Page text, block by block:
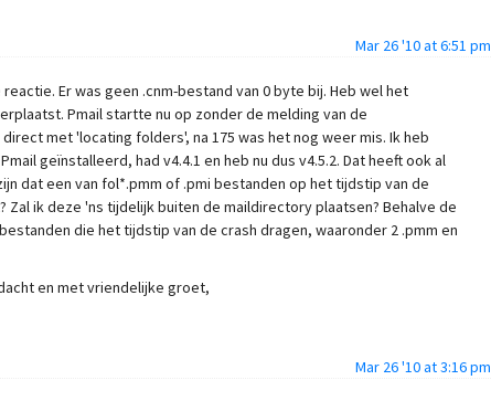
Mar 26 '10 at 6:51 pm
Er was geen .cnm-bestand van 0 byte bij. Heb wel het
Pmail startte nu op zonder de melding van de
met 'locating folders', na 175 was het nog weer mis. Ik heb
geïnstalleerd, had v4.4.1 en heb nu dus v4.5.2. Dat heeft ook al
dat een van fol*.pmm of .pmi bestanden op het tijdstip van de
Zal ik deze 'ns tijdelijk buiten de maildirectory plaatsen? Behalve de
die het tijdstip van de crash dragen, waaronder 2 .pmm en
en met vriendelijke groet,
Mar 26 '10 at 3:16 pm